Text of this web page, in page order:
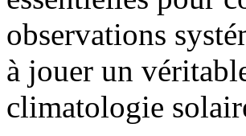
observations
à jouer un
climatologie